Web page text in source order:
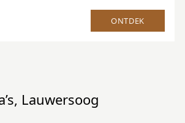
ONTDEK
Lauwersoog